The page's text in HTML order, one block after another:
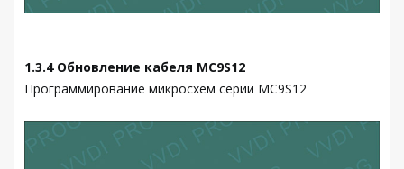
1.3.4 Обновление кабеля MC9S12
Программирование микросхем серии MC9S12